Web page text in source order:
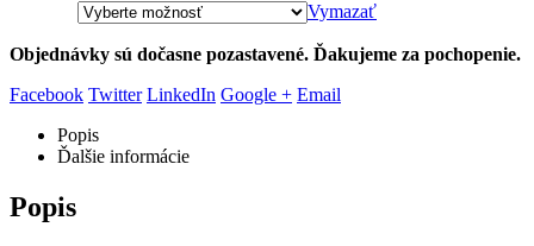
Vymazať
Objednávky sú dočasne pozastavené. Ďakujeme za pochopenie.
Facebook Twitter LinkedIn Google + Email
Popis
Ďalšie informácie
Popis